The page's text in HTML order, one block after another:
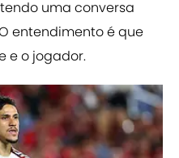
uma conversa
entendimento é que
e o jogador.